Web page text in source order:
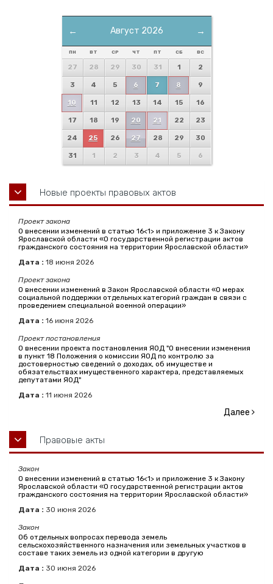
← →
Август 2026
ПН ВТ СР ЧТ ПТ СБ ВС
27 28 29 30 31 1 2
3 4 5 6 7 8 9
10 11 12 13 14 15 16
17 18 19 20 21 22 23
24 25 26 27 28 29 30
31 1 2 3 4 5 6
Новые проекты правовых актов
Проект закона
О внесении изменений в статью 16<1> и приложение 3 к Закону
Ярославской области «О государственной регистрации актов
гражданского состояния на территории Ярославской области»
Дата : 18 июня 2026
Проект закона
О внесении изменений в Закон Ярославской области «О мерах
социальной поддержки отдельных категорий граждан в связи с
проведением специальной военной операции»
Дата : 16 июня 2026
Проект постановления
О внесении проекта постановления ЯОД "О внесении изменения
в пункт 18 Положения о комиссии ЯОД по контролю за
достоверностью сведений о доходах, об имуществе и
обязательствах имущественного характера, представляемых
депутатами ЯОД"
Дата : 11 июня 2026
Далее
Правовые акты
Закон
О внесении изменений в статью 16<1> и приложение 3 к Закону
Ярославской области «О государственной регистрации актов
гражданского состояния на территории Ярославской области»
Дата : 30 июня 2026
Закон
Об отдельных вопросах перевода земель
сельскохозяйственного назначения или земельных участков в
составе таких земель из одной категории в другую
Дата : 30 июня 2026